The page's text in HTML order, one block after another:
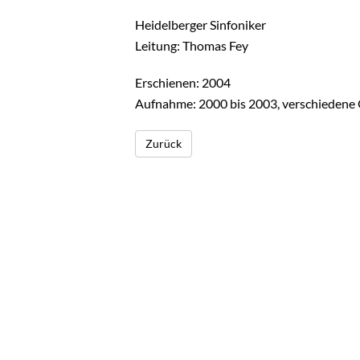
Heidelberger Sinfoniker
Leitung: Thomas Fey
Erschienen: 2004
Aufnahme: 2000 bis 2003, verschiedene
Zurück